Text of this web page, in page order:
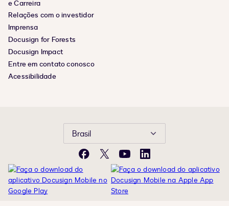
e Carreira
Relações com o investidor
Imprensa
Docusign for Forests
Docusign Impact
Entre em contato conosco
Acessibilidade
Brasil
Facebook
X YouTubeLinkedIn